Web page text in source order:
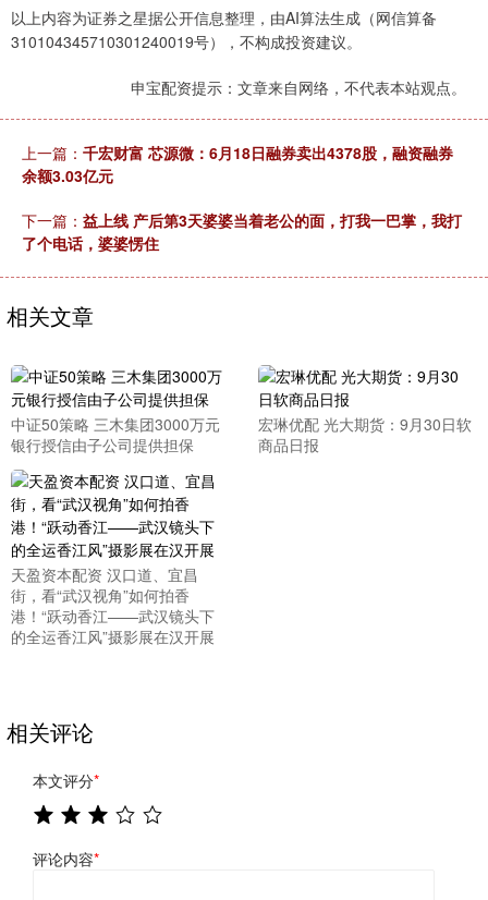
以上内容为证券之星据公开信息整理，由AI算法生成（网信算备
310104345710301240019号），不构成投资建议。
申宝配资提示：文章来自网络，不代表本站观点。
上一篇： 千宏财富 芯源微：6月18日融券卖出4378股，融资融券
余额3.03亿元
下一篇： 益上线 产后第3天婆婆当着老公的面，打我一巴掌，我打
了个电话，婆婆愣住
相关文章
中证50策略 三木集团3000万元
银行授信由子公司提供担保
宏琳优配 光大期货：9月30日软
商品日报
天盈资本配资 汉口道、宜昌
街，看“武汉视角”如何拍香
港！“跃动香江——武汉镜头下
的全运香江风”摄影展在汉开展
相关评论
本文评分*
评论内容*